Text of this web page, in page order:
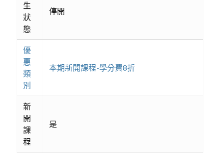
生
狀
態
停開
優
惠
類
別
本期新開課程-學分費8折
新
開
課
程
是